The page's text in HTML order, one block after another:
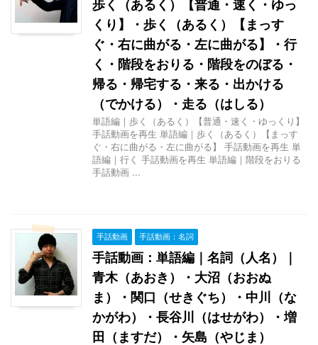
歩く（あるく）【普通・速く・ゆっ
くり】・歩く（あるく）【まっす
ぐ・右に曲がる・左に曲がる】・行
く・階段をおりる・階段をのぼる・
帰る・帰宅する・来る・出かける
（でかける）・走る（はしる）
単語編｜歩く（あるく）【普通・速く・ゆっくり】
手話動画を再生 単語編｜歩く（あるく）【まっす
ぐ・右に曲がる・左に曲がる】 手話動画を再生 単
語編｜行く 手話動画を再生 単語編｜階段をおりる
手話動画 ...
手話動画 手話動画：名詞
手話動画：単語編｜名詞（人名）｜
青木（あおき）・大沼（おおぬ
ま）・関口（せきぐち）・中川（な
かがわ）・長谷川（はせがわ）・増
田（ますだ）・矢島（やじま）